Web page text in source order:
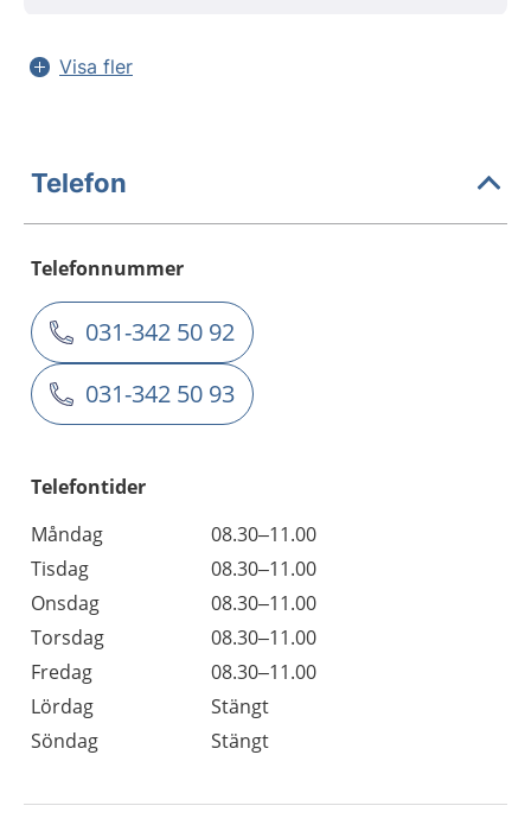
Visa fler
Telefon
Telefonnummer
031-342 50 92
031-342 50 93
Telefontider
Måndag
08.30–11.00
Tisdag
08.30–11.00
Onsdag
08.30–11.00
Torsdag
08.30–11.00
Fredag
08.30–11.00
Lördag
Stängt
Söndag
Stängt